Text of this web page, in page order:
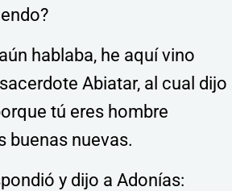
hablaba, he aquí vino
Abiatar, al cual dijo
tú eres hombre
buenas nuevas.
y dijo a Adonías: